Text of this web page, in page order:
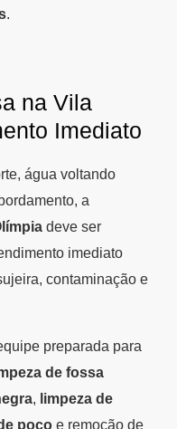
.
na Vila
Imediato
água voltando
a
deve ser
imediato
contaminação e
preparada para
de fossa
, limpeza de
poço e remoção de